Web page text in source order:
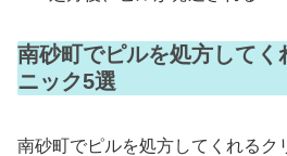
南砂町でピルを処方してく
ニック5選
南砂町でピルを処方してくれるク